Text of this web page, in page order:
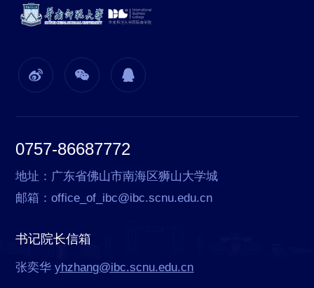
0757-86687772
地址：广东省佛山市南海区狮山大学城
邮箱：office_of_ibc@ibc.scnu.edu.cn
书记院长信箱
张奕华yhzhang@ibc.scnu.edu.cn